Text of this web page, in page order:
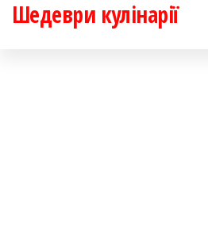
Перейти
Шедеври кулінарії